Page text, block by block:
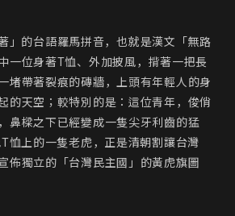
」的台語羅馬拼音，也就是漢文「無路
一位身著T恤、外加披風，揹著一把長
堵帶著裂痕的磚牆，上頭有年輕人的身
的天空；較特別的是：這位青年，俊俏
鼻樑之下已經變成一隻尖牙利齒的猛
恤上的一隻老虎，正是清朝割讓台灣
佈獨立的「台灣民主國」的黃虎旗圖